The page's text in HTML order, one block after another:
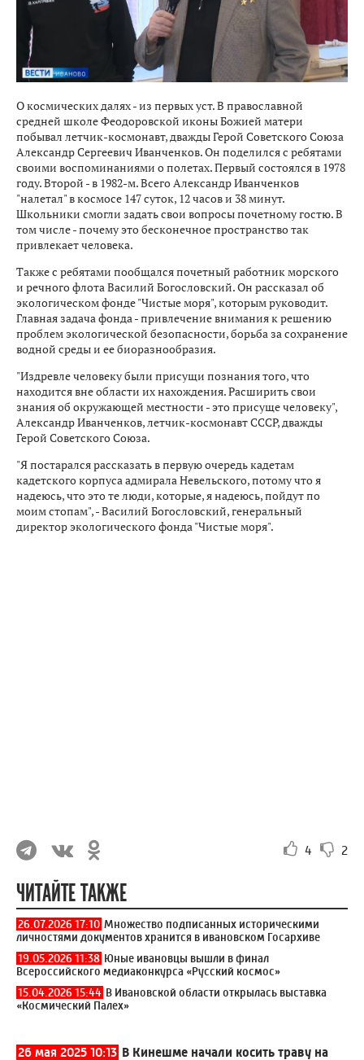
О космических далях - из первых уст. В православной
средней школе Феодоровской иконы Божией матери
побывал летчик-космонавт, дважды Герой Советского Союза
Александр Сергеевич Иванченков. Он поделился с ребятами
своими воспоминаниями о полетах. Первый состоялся в 1978
году. Второй - в 1982-м. Всего Александр Иванченков
"налетал" в космосе 147 суток, 12 часов и 38 минут.
Школьники смогли задать свои вопросы почетному гостю. В
том числе - почему это бесконечное пространство так
привлекает человека.
Также с ребятами пообщался почетный работник морского
и речного флота Василий Богословский. Он рассказал об
экологическом фонде "Чистые моря", которым руководит.
Главная задача фонда - привлечение внимания к решению
проблем экологической безопасности, борьба за сохранение
водной среды и ее биоразнообразия.
"Издревле человеку были присущи познания того, что
находится вне области их нахождения. Расширить свои
знания об окружающей местности - это присуще человеку",
Александр Иванченков, летчик-космонавт СССР, дважды
Герой Советского Союза.
"Я постарался рассказать в первую очередь кадетам
кадетского корпуса адмирала Невельского, потому что я
надеюсь, что это те люди, которые, я надеюсь, пойдут по
моим стопам", - Василий Богословский, генеральный
директор экологического фонда "Чистые моря".
4 2
ЧИТАЙТЕ ТАКЖЕ
26.07.2026 17:10 Множество подписанных историческими
личностями документов хранится в ивановском Госархиве
19.05.2026 11:38 Юные ивановцы вышли в финал
Всероссийского медиаконкурса «Русский космос»
15.04.2026 15:44 В Ивановской области открылась выставка
«Космический Палех»
26 мая 2025 10:13 В Кинешме начали косить траву на